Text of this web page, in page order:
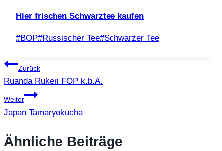
Hier frischen Schwarztee kaufen
Schlagworte:
#BOP#Russischer Tee#Schwarzer Tee
Beitragsnavigation
Zurück
Ruanda Rukeri FOP k.b.A.
Weiter
Japan Tamaryokucha
Ähnliche Beiträge